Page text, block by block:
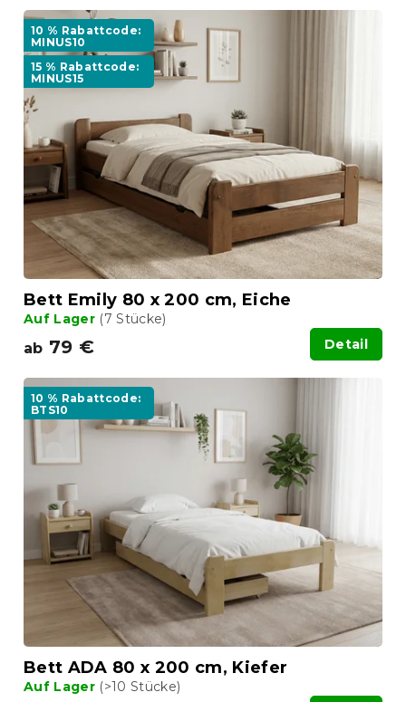
o
e
n
L
e
d
e
P
o
k
10 % Rabattcode:
MINUS10
15 % Rabattcode:
MINUS15
Bett Emily 80 x 200 cm, Eiche
Auf Lager (7 Stücke)
ab 79 € Detail
10 % Rabattcode:
BTS10
Bett ADA 80 x 200 cm, Kiefer
Auf Lager (>10 Stücke)